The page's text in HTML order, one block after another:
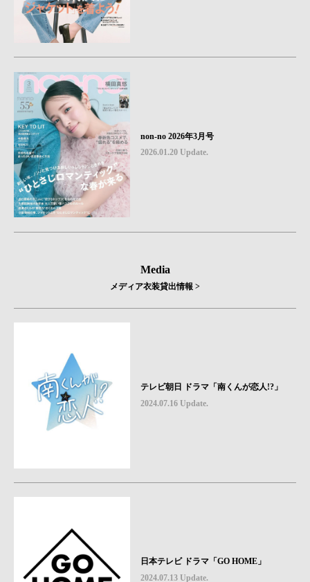
non-no 2026年3月号
2026.01.20 Update.
Media
メディア衣装貸出情報 >
テレビ朝日 ドラマ「南くんが恋人!?」
2024.07.16 Update.
日本テレビ ドラマ「GO HOME」
2024.07.13 Update.